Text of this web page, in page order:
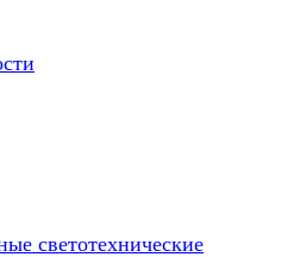
светотехнические